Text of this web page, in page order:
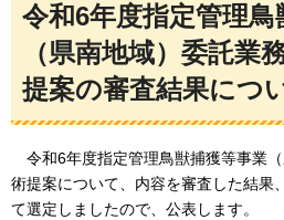
令和6年度指定管理
（県南地域）委託業
提案の審査結果につ
令和6年度指定管理鳥獣捕獲等事業
術提案について、内容を審査した結果
て選定しましたので、公表します。